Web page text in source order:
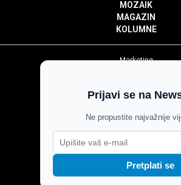
MOZAIK
MAGAZIN
KOLUMNE
Marketing
Impressum
Pravila komentiranja
Agroglas
Prijavi se na
Ne propustite najvažnije
Pretplati se